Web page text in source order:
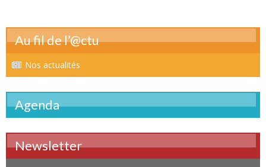
Au fil de l’@ctu
Nos actualités
Agenda
Newsletter